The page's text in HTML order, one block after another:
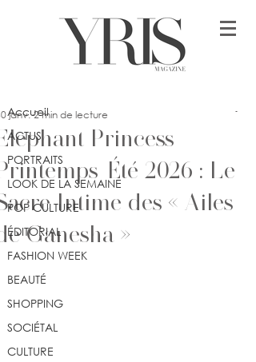
Accueil
ACTUS
PORTRAITS
LOOK DE LA SEMAINE
POP CULTURE
ÉDITORIAL
FASHION WEEK
BEAUTÉ
SHOPPING
SOCIÉTAL
CULTURE
Princess
Été 2026 : Le
Intime des « Ailes
Ganesha »
janv. 2 min de lecture